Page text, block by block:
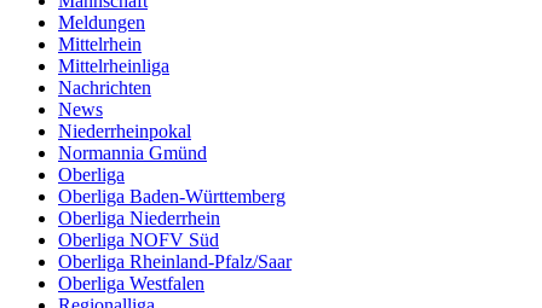
Meldungen
Mittelrhein
Mittelrheinliga
Nachrichten
News
Niederrheinpokal
Normannia Gmünd
Oberliga
Oberliga Baden-Württemberg
Oberliga Niederrhein
Oberliga NOFV Süd
Oberliga Rheinland-Pfalz/Saar
Oberliga Westfalen